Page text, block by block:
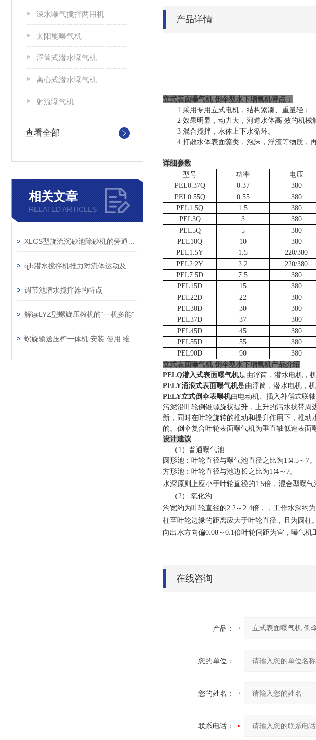
深水曝气搅拌两用机
太阳能曝气机
浮筒式潜水曝气机
离心式潜水曝气机
射流曝气机
查看全部
相关文章
RELATED ARTICLES
调节池潜水搅拌器的特点
解读LYZ型螺旋压榨机的“一机多能”
产品详情
立式表面曝气机 倒伞型水下增氧机特点：
1 采用专用立式电机，结构紧凑、重量轻；
2 效果明显，动力大，河道水体高 效的机械
3 混合搅拌，水体上下水循环。
4 打散水体表面藻类，泡沫，浮渣等物质，
详细参数
型号
功率 电压
PEL0.37Q
0.37 380
PEL0.55Q
0.55 380
PEL1.5Q
1.5 380
PEL3Q
3 380
PEL5Q
5 380
PEL10Q
10 380
PEL1.5Y
1.5 220/380
PEL2.2Y
2.2 220/380
PEL7.5D
7.5 380
PEL15D
15 380
PEL22D
22 380
PEL30D
30 380
PEL37D
37 380
PEL45D
45 380
PEL55D
55 380
PEL90D
90 380
立式表面曝气机 倒伞型水下增氧机产品介绍
PELQ潜入式表面曝气机是由浮筒，潜水电机，
PELY涌浪式表面曝气机是由浮筒，潜水电机，
PELY立式倒伞表曝机由电动机、插入补偿式联
污泥沿叶轮倒锥螺旋状提升，上升的污水挟带
新，同时在叶轮旋转的推动和提升作用下，推动
的。 倒伞复合叶轮表面曝气机为垂直轴低速表面
设计建议
（1）普通曝气池
圆形池 ： 叶轮直径与曝气池直径之比为1∶4.5～7。
方形池 ： 叶轮直径与池边长之比为1∶4～7。
水深原则上应小于叶轮直径的1.5倍， 混合型曝气
（2） 氧化沟
沟宽约为叶轮直径的2.2～2.4倍，，工作水深约
柱至叶轮边缘的距离应大于叶轮直径，且为圆柱
向出水方向偏0.08～0.1倍叶轮间距为宜，曝气
在线咨询
产品：
您的单位：
您的姓名：
联系电话：